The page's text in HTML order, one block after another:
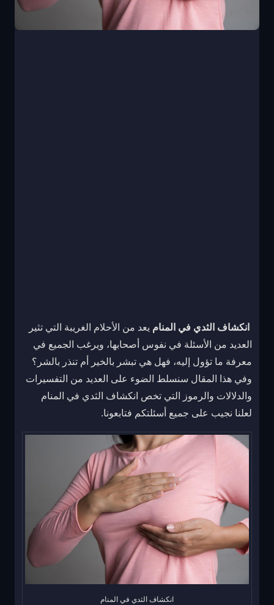
انكشاف الثدي في المنام يعد من الأحلام الغريبة التي تثير
العديد من الأسئلة في نفوس أصحابها، ويرغب الجميع في
معرفة ما تؤول إليه، فهل هي تبشر بالخير أم تنذر بالشر؟
وفي هذا المقال سنسلط الضوء على العديد من التفسيرات
والدلالات والرموز التي تخص انكشاف الثدي في المنام
لعلنا نجيب على جميع أسئلتكم فتابعونا.
انكشاف الثدي في المنام